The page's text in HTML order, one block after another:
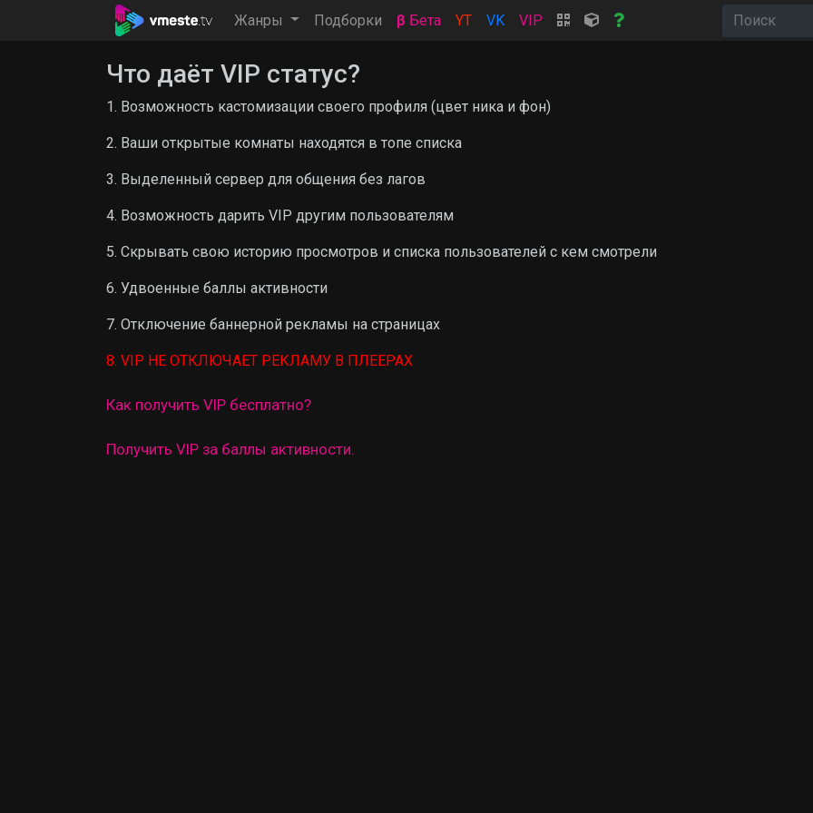
Жанры Подборки Бета YT VK VIP
Что даёт VIP статус?
1. Возможность кастомизации своего профиля (цвет ника и фон)
2. Ваши открытые комнаты находятся в топе списка
3. Выделенный сервер для общения без лагов
4. Возможность дарить VIP другим пользователям
5. Скрывать свою историю просмотров и списка пользователей с кем смотрели
6. Удвоенные баллы активности
7. Отключение баннерной рекламы на страницах
8. VIP НЕ ОТКЛЮЧАЕТ РЕКЛАМУ В ПЛЕЕРАХ
Как получить VIP бесплатно?
Получить VIP за баллы активности.